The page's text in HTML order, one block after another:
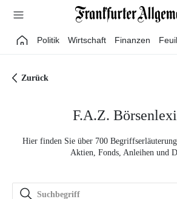
Direkt zum Hauptinhalt
Politik Wirtschaft Finanzen
Zurück
F.A.Z.
Hier finden Sie über 700
Aktien, Fonds, Anleihen und